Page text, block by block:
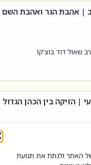
האתר ולנתח את תנועת
| אהבת הגר ואהבת השם
שאול דוד בוצ'קו
| הזיקה בין הכהן הגדול